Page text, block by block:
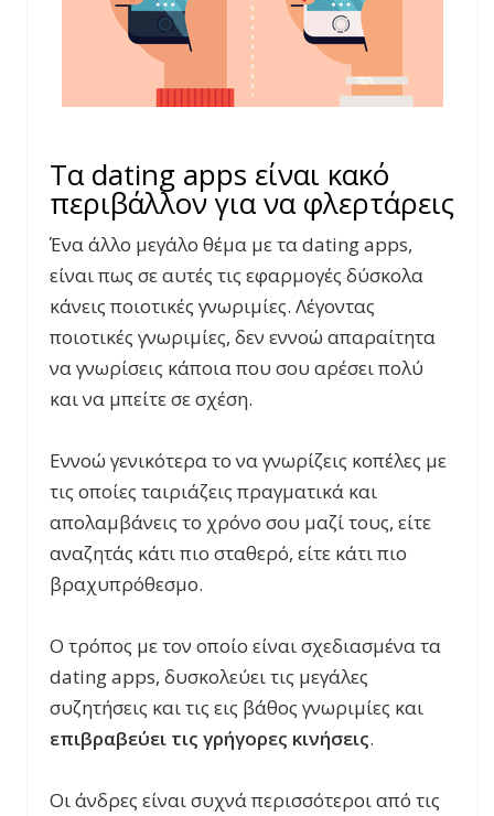
Τα dating apps είναι κακό
περιβάλλον για να φλερτάρεις
Ένα άλλο μεγάλο θέμα με τα dating apps,
είναι πως σε αυτές τις εφαρμογές δύσκολα
κάνεις ποιοτικές γνωριμίες. Λέγοντας
ποιοτικές γνωριμίες, δεν εννοώ απαραίτητα
να γνωρίσεις κάποια που σου αρέσει πολύ
και να μπείτε σε σχέση.
Εννοώ γενικότερα το να γνωρίζεις κοπέλες με
τις οποίες ταιριάζεις πραγματικά και
απολαμβάνεις το χρόνο σου μαζί τους, είτε
αναζητάς κάτι πιο σταθερό, είτε κάτι πιο
βραχυπρόθεσμο.
Ο τρόπος με τον οποίο είναι σχεδιασμένα τα
dating apps, δυσκολεύει τις μεγάλες
συζητήσεις και τις εις βάθος γνωριμίες και
επιβραβεύει τις γρήγορες κινήσεις.
Οι άνδρες είναι συχνά περισσότεροι από τις